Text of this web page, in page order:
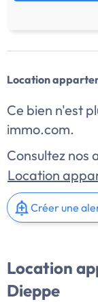
Location
Ce bien n'est
immo.com.
Consultez nos
Location
Créer une
Location
Dieppe